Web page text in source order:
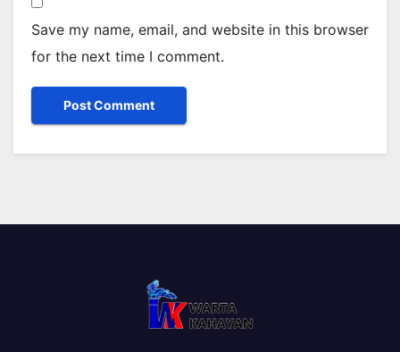
Save my name, email, and website in this browser
for the next time I comment.